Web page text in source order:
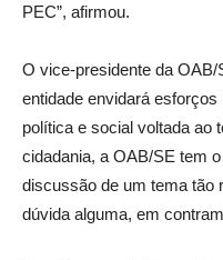
PEC”, afirmou.
O vice-presidente da
entidade envidará
política e social voltada ao
cidadania, a OAB/SE tem
discussão de um tema tão
dúvida alguma, em